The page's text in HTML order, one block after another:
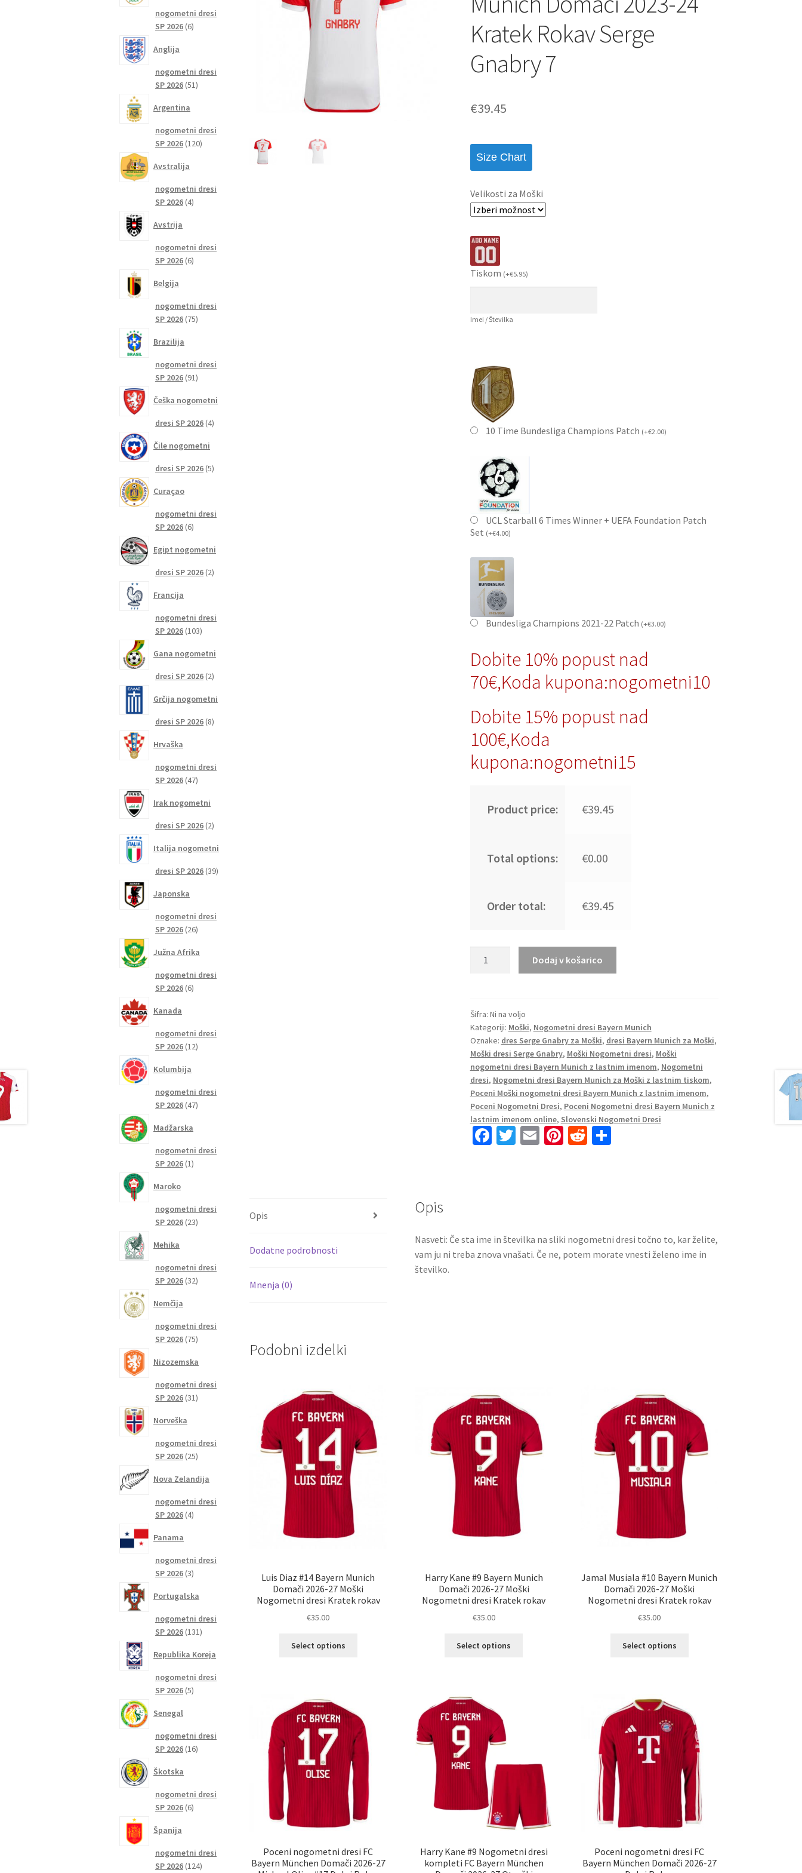
Kratek Rokav Serge
Gnabry 7
€39.45
Size Chart
Velikosti za Moški
Tiskom (+€5.95)
Imei / Številka
10 Time Bundesliga Champions Patch (+€2.00)
UCL Starball 6 Times Winner + UEFA Foundation Patch
Set (+€4.00)
Bundesliga Champions 2021-22 Patch (+€3.00)
Dobite 10% popust nad
70€,Koda kupona:nogometni10
Dobite 15% popust nad
100€,Koda
kupona:nogometni15
Product price: €39.45
Total options: €0.00
Order total: €39.45
kompleti
Bayern
Munich
Domači
2023-
24
Kratek
Rokav
Serge
Gnabry
Dodaj v košarico
Šifra: Ni na voljo
Kategoriji: Moški, Nogometni dresi Bayern Munich
Oznake: dres Serge Gnabry za Moški, dresi Bayern Munich za Moški,
Moški dresi Serge Gnabry, Moški Nogometni dresi, Moški
nogometni dresi Bayern Munich z lastnim imenom, Nogometni
dresi, Nogometni dresi Bayern Munich za Moški z lastnim tiskom,
Poceni Moški nogometni dresi Bayern Munich z lastnim imenom,
Poceni Nogometni Dresi, Poceni Nogometni dresi Bayern Munich z
lastnim imenom online, Slovenski Nogometni Dresi
Fa
k
T E Pi R S
Opis
Dodatne podrobnosti
Mnenja (0)
Opis
Nasveti: Če sta ime in številka na sliki nogometni dresi točno to, kar želite,
vam ju ni treba znova vnašati. Če ne, potem morate vnesti želeno ime in
številko.
Podobni izdelki
Luis Diaz #14 Bayern Munich
Domači 2026-27 Moški
Nogometni dresi Kratek rokav
€35.00
Select options
lahko
izberete
strani
Harry Kane #9 Bayern Munich
Domači 2026-27 Moški
Nogometni dresi Kratek rokav
€35.00
Select options
izdelka
Jamal Musiala #10 Bayern Munich
Domači 2026-27 Moški
Nogometni dresi Kratek rokav
€35.00
Select options
lahko
izberete
na
strani
izdelka
Poceni nogometni dresi FC
Bayern München Domači 2026-27
Harry Kane #9 Nogometni dresi
kompleti FC Bayern München
Poceni nogometni dresi FC
Bayern München Domači 2026-27
nogometni dresi
SP 2026 66
Anglija
nogometni dresi
SP 2026 5151
Argentina
nogometni dresi
SP 2026 120120
Avstralija
nogometni dresi
SP 2026 44
Avstrija
nogometni dresi
SP 2026 66
Belgija
nogometni dresi
SP 2026 7575
Brazilija
nogometni dresi
SP 2026 9191
Češka nogometni
dresi SP 2026 44
Čile nogometni
dresi SP 2026 55
Curaçao
nogometni dresi
SP 2026 66
Egipt nogometni
dresi SP 2026 22
Francija
nogometni dresi
SP 2026 103103
Gana nogometni
dresi SP 2026 22
Grčija nogometni
dresi SP 2026 88
Hrvaška
nogometni dresi
SP 2026 4747
Irak nogometni
dresi SP 2026 22
Italija nogometni
dresi SP 2026 3939
Japonska
nogometni dresi
SP 2026 2626
Južna Afrika
nogometni dresi
SP 2026 66
Kanada
nogometni dresi
SP 2026 1212
Kolumbija
nogometni dresi
SP 2026 4747
Madžarska
nogometni dresi
SP 2026 11
Maroko
nogometni dresi
SP 2026 2323
Mehika
nogometni dresi
SP 2026 3232
Nemčija
nogometni dresi
SP 2026 7575
Nizozemska
nogometni dresi
SP 2026 3131
Norveška
nogometni dresi
SP 2026 2525
Nova Zelandija
nogometni dresi
SP 2026 44
Panama
nogometni dresi
SP 2026 33
Portugalska
nogometni dresi
SP 2026 131131
Republika Koreja
nogometni dresi
SP 2026 55
Senegal
nogometni dresi
SP 2026 1616
Škotska
nogometni dresi
SP 2026 66
Španija
nogometni dresi
SP 2026 124124